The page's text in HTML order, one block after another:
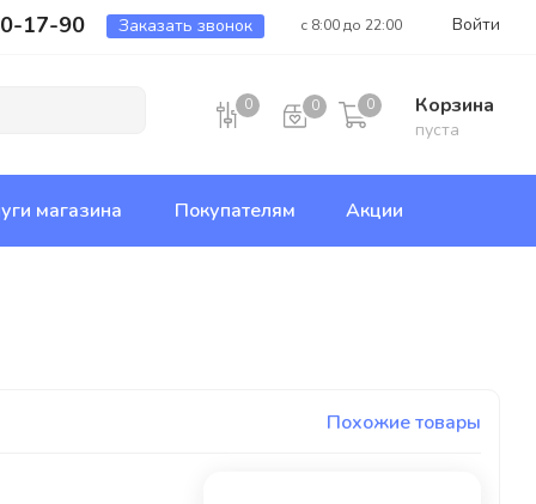
Войти
с 8:00 до 22:00
17-90 Заказать звонок
0 0 Корзина
пуста
0
магазина Покупателям Акции
Похожие товары